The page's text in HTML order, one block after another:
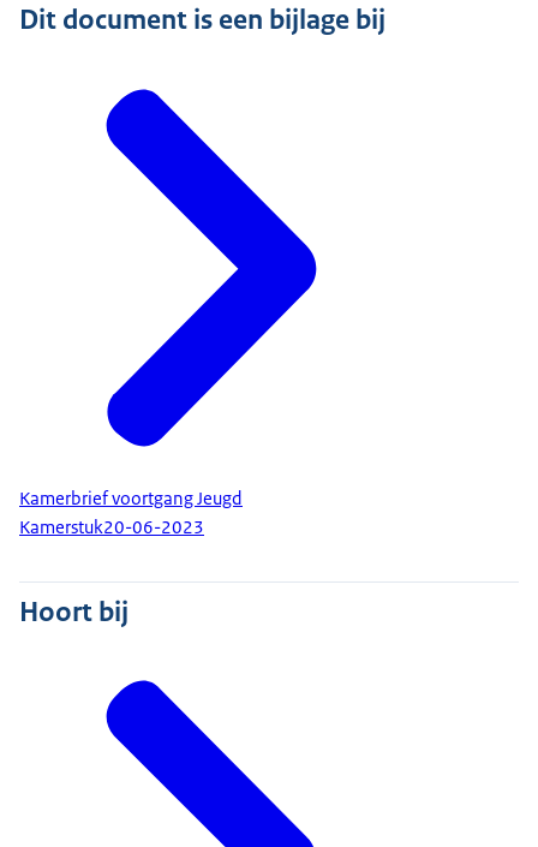
Dit document is een bijlage bij
Kamerbrief voortgang Jeugd
Kamerstuk20-06-2023
Hoort bij